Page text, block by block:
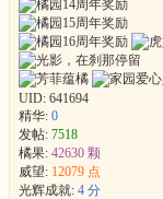
UID: 641694
精华: 0
发帖: 7518
橘果: 42630 颗
威望: 12079 点
光辉成就: 4 分